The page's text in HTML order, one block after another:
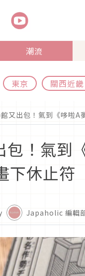
潮流
東京 關西近畿
又出包！氣到《哆啦A
包！氣到
下休止符
Japaholic 編輯